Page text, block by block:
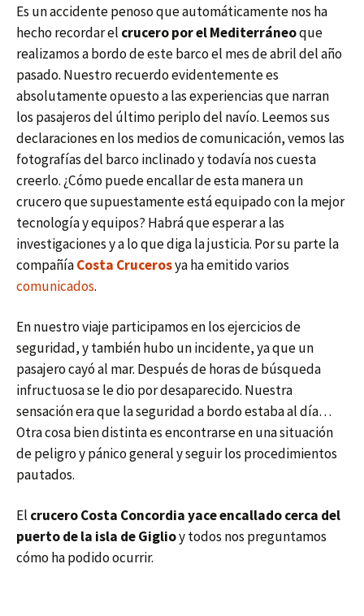
Es un accidente penoso que automáticamente nos ha
hecho recordar el crucero por el Mediterráneoque
realizamos a bordo de este barco el mes de abril del año
pasado. Nuestro recuerdo evidentemente es
absolutamente opuesto a las experiencias que narran
los pasajeros del último periplo del navío. Leemos sus
declaraciones en los medios de comunicación, vemos las
fotografías del barco inclinado y todavía nos cuesta
creerlo. ¿Cómo puede encallar de esta manera un
crucero que supuestamente está equipado con la mejor
tecnología y equipos? Habrá que esperar a las
investigaciones y a lo que diga la justicia. Por su parte la
compañíaCosta Crucerosya ha emitido varios
comunicados.
En nuestro viaje participamos en los ejercicios de
seguridad, y también hubo un incidente, ya que un
pasajero cayó al mar. Después de horas de búsqueda
infructuosa se le dio por desaparecido. Nuestra
sensación era que la seguridad a bordo estaba al día…
Otra cosa bien distinta es encontrarse en una situación
de peligro y pánico general y seguir los procedimientos
pautados.
El crucero Costa Concordia yace encallado cerca del
puerto de la isla de Giglioy todos nos preguntamos
cómo ha podido ocurrir.